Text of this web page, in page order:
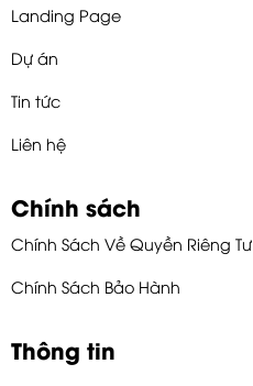
Landing Page
Dự án
Tin tức
Liên hệ
Chính sách
Chính Sách Về Quyền Riêng Tư
Chính Sách Bảo Hành
Thông tin